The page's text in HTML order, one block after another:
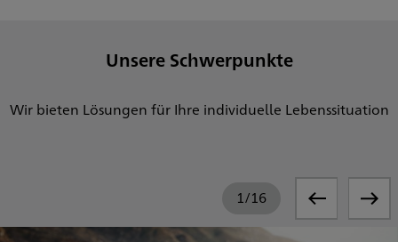
Unsere Schwerpunkte
Wir bieten Lösungen für Ihre individuelle Lebenssituation
1/16